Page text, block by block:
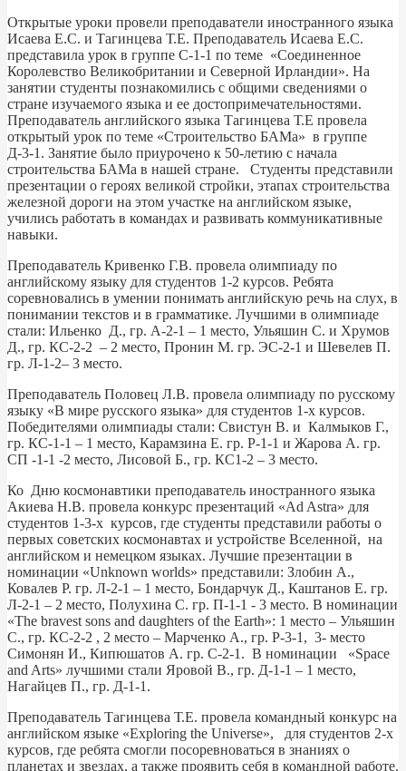
Открытые уроки провели преподаватели иностранного языка
Исаева Е.С. и Тагинцева Т.Е. Преподаватель Исаева Е.С.
представила урок в группе С-1-1 по теме «Соединенное
Королевство Великобритании и Северной Ирландии». На
занятии студенты познакомились с общими сведениями о
стране изучаемого языка и ее достопримечательностями.
Преподаватель английского языка Тагинцева Т.Е провела
открытый урок по теме «Строительство БАМа» в группе
Д-3-1. Занятие было приурочено к 50-летию с начала
строительства БАМа в нашей стране. Студенты представили
презентации о героях великой стройки, этапах строительства
железной дороги на этом участке на английском языке,
учились работать в командах и развивать коммуникативные
навыки.
Преподаватель Кривенко Г.В. провела олимпиаду по
английскому языку для студентов 1-2 курсов. Ребята
соревновались в умении понимать английскую речь на слух, в
понимании текстов и в грамматике. Лучшими в олимпиаде
стали: Ильенко Д., гр. А-2-1 – 1 место, Ульяшин С. и Хрумов
Д., гр. КС-2-2 – 2 место, Пронин М. гр. ЭС-2-1 и Шевелев П.
гр. Л-1-2– 3 место.
Преподаватель Половец Л.В. провела олимпиаду по русскому
языку «В мире русского языка» для студентов 1-х курсов.
Победителями олимпиады стали: Свистун В. и Калмыков Г.,
гр. КС-1-1 – 1 место, Карамзина Е. гр. Р-1-1 и Жарова А. гр.
СП -1-1 -2 место, Лисовой Б., гр. КС1-2 – 3 место.
Ко Дню космонавтики преподаватель иностранного языка
Акиева Н.В. провела конкурс презентаций «Ad Astra» для
студентов 1-3-х курсов, где студенты представили работы о
первых советских космонавтах и устройстве Вселенной, на
английском и немецком языках. Лучшие презентации в
номинации «Unknown worlds» представили: Злобин А.,
Ковалев Р. гр. Л-2-1 – 1 место, Бондарчук Д., Каштанов Е. гр.
Л-2-1 – 2 место, Полухина С. гр. П-1-1 - 3 место. В номинации
«The bravest sons and daughters of the Earth»: 1 место – Ульяшин
С., гр. КС-2-2 , 2 место – Марченко А., гр. Р-3-1, 3- место
Симонян И., Кипюшатов А. гр. С-2-1. В номинации «Space
and Arts» лучшими стали Яровой В., гр. Д-1-1 – 1 место,
Нагайцев П., гр. Д-1-1.
Преподаватель Тагинцева Т.Е. провела командный конкурс на
английском языке «Exploring the Universe», для студентов 2-х
курсов, где ребята смогли посоревноваться в знаниях о
планетах и звездах, а также проявить себя в командной работе.